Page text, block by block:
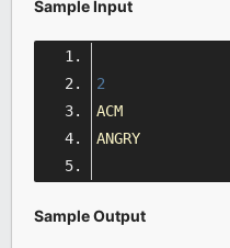
Sample Input
2
ACM
ANGRY
Sample Output